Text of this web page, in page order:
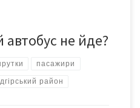
автобус не йде?
пасажири
район